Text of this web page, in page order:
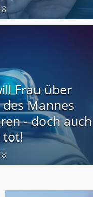
Frau über
Mannes
- doch auch
tot!